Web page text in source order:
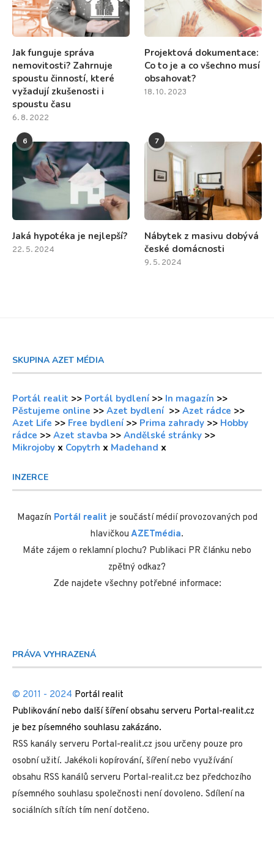
Jak funguje správa
nemovitosti? Zahrnuje
spoustu činností, které
vyžadují zkušenosti i
spoustu času
6. 8. 2022
Projektová dokumentace:
Co to je a co všechno musí
obsahovat?
18. 10. 2023
6
Jaká hypotéka je nejlepší?
22. 5. 2024
7
Nábytek z masivu dobývá
české domácnosti
9. 5. 2024
SKUPINA AZET MÉDIA
Portál realit >> Portál bydlení >> In magazín >>
Pěstujeme online >> Azet bydlení >> Azet rádce >>
Azet Life >> Free bydlení >> Prima zahrady >> Hobby
rádce >> Azet stavba >> Andělské stránky >>
Mikrojoby x Copytrh x Madehand x
INZERCE
Magazín Portál realit je součástí médií provozovaných pod
hlavičkou AZETmédia.
Máte zájem o reklamní plochu? Publikaci PR článku nebo
zpětný odkaz?
Zde najdete všechny potřebné informace:
PRÁVA VYHRAZENÁ
© 2011 - 2024 Portál realit
Publikování nebo další šíření obsahu serveru Portal-realit.cz
je bez písemného souhlasu zakázáno.
RSS kanály serveru Portal-realit.cz jsou určeny pouze pro
osobní užití. Jakékoli kopírování, šíření nebo využívání
obsahu RSS kanálů serveru Portal-realit.cz bez předchozího
písemného souhlasu společnosti není dovoleno. Sdílení na
sociálních sítích tím není dotčeno.